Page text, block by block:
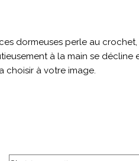
dormeuses perle au
à la main se décline
choisir à votre image.